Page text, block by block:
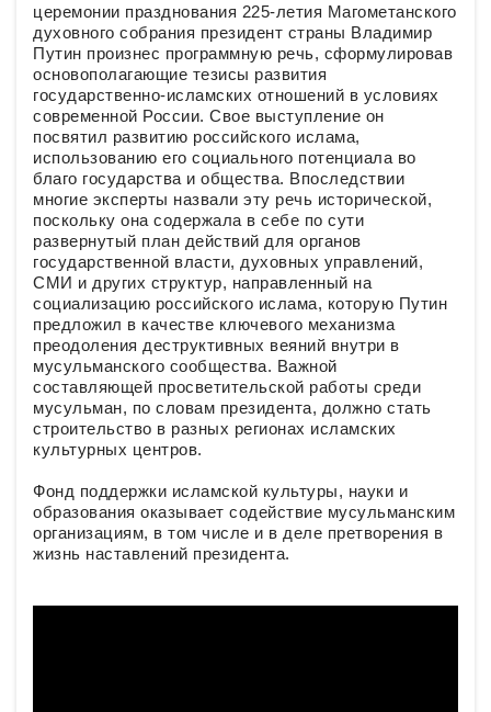
церемонии празднования 225-летия Магометанского
духовного собрания президент страны Владимир
Путин произнес программную речь, сформулировав
основополагающие тезисы развития
государственно-исламских отношений в условиях
современной России. Свое выступление он
посвятил развитию российского ислама,
использованию его социального потенциала во
благо государства и общества. Впоследствии
многие эксперты назвали эту речь исторической,
поскольку она содержала в себе по сути
развернутый план действий для органов
государственной власти, духовных управлений,
СМИ и других структур, направленный на
социализацию российского ислама, которую Путин
предложил в качестве ключевого механизма
преодоления деструктивных веяний внутри в
мусульманского сообщества. Важной
составляющей просветительской работы среди
мусульман, по словам президента, должно стать
строительство в разных регионах исламских
культурных центров.
Фонд поддержки исламской культуры, науки и
образования оказывает содействие мусульманским
организациям, в том числе и в деле претворения в
жизнь наставлений президента.